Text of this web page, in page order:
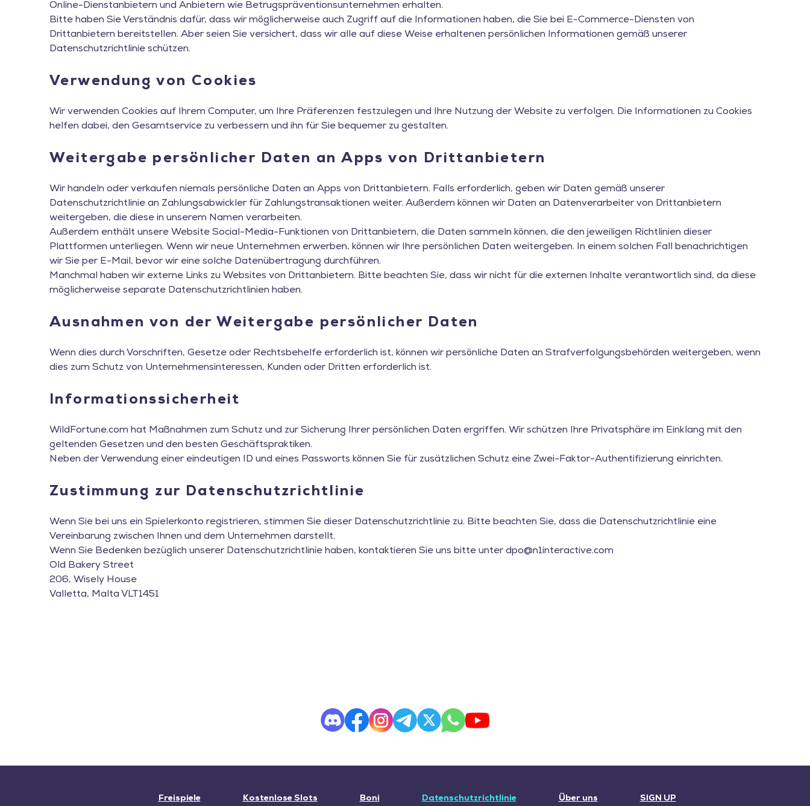
Online-Dienstanbietern und Anbietern wie Betrugspräventionsunternehmen erhalten.
Bitte haben Sie Verständnis dafür, dass wir möglicherweise auch Zugriff auf die Informationen haben, die Sie bei E-Commerce-Diensten von
Drittanbietern bereitstellen. Aber seien Sie versichert, dass wir alle auf diese Weise erhaltenen persönlichen Informationen gemäß unserer
Datenschutzrichtlinie schützen.
Verwendung von Cookies
Wir verwenden Cookies auf Ihrem Computer, um Ihre Präferenzen festzulegen und Ihre Nutzung der Website zu verfolgen. Die Informationen zu Cookies
helfen dabei, den Gesamtservice zu verbessern und ihn für Sie bequemer zu gestalten.
Weitergabe persönlicher Daten an Apps von Drittanbietern
Wir handeln oder verkaufen niemals persönliche Daten an Apps von Drittanbietern. Falls erforderlich, geben wir Daten gemäß unserer
Datenschutzrichtlinie an Zahlungsabwickler für Zahlungstransaktionen weiter. Außerdem können wir Daten an Datenverarbeiter von Drittanbietern
weitergeben, die diese in unserem Namen verarbeiten.
Außerdem enthält unsere Website Social-Media-Funktionen von Drittanbietern, die Daten sammeln können, die den jeweiligen Richtlinien dieser
Plattformen unterliegen. Wenn wir neue Unternehmen erwerben, können wir Ihre persönlichen Daten weitergeben. In einem solchen Fall benachrichtigen
wir Sie per E-Mail, bevor wir eine solche Datenübertragung durchführen.
Manchmal haben wir externe Links zu Websites von Drittanbietern. Bitte beachten Sie, dass wir nicht für die externen Inhalte verantwortlich sind, da diese
möglicherweise separate Datenschutzrichtlinien haben.
Ausnahmen von der Weitergabe persönlicher Daten
Wenn dies durch Vorschriften, Gesetze oder Rechtsbehelfe erforderlich ist, können wir persönliche Daten an Strafverfolgungsbehörden weitergeben, wenn
dies zum Schutz von Unternehmensinteressen, Kunden oder Dritten erforderlich ist.
Informationssicherheit
WildFortune.com hat Maßnahmen zum Schutz und zur Sicherung Ihrer persönlichen Daten ergriffen. Wir schützen Ihre Privatsphäre im Einklang mit den
geltenden Gesetzen und den besten Geschäftspraktiken.
Neben der Verwendung einer eindeutigen ID und eines Passworts können Sie für zusätzlichen Schutz eine Zwei-Faktor-Authentifizierung einrichten.
Zustimmung zur Datenschutzrichtlinie
Wenn Sie bei uns ein Spielerkonto registrieren, stimmen Sie dieser Datenschutzrichtlinie zu. Bitte beachten Sie, dass die Datenschutzrichtlinie eine
Vereinbarung zwischen Ihnen und dem Unternehmen darstellt.
Wenn Sie Bedenken bezüglich unserer Datenschutzrichtlinie haben, kontaktieren Sie uns bitte unterdpo@n1interactive.com
Old Bakery Street
206, Wisely House
Valletta, Malta VLT1451
Freispiele Kostenlose Slots Boni Datenschutzrichtlinie Über uns SIGN UP